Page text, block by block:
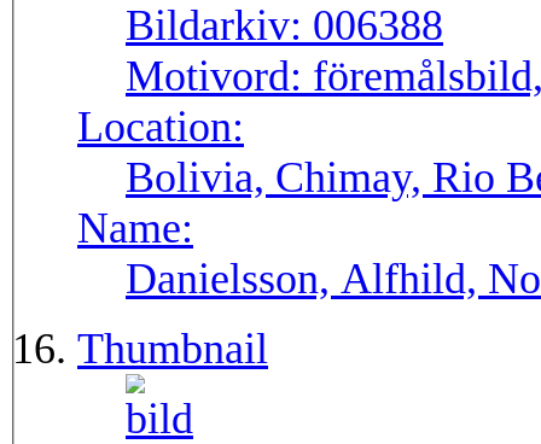
Bildarkiv: 006388
Motivord:
Location:
Bolivia, Chimay, Rio
Name:
Danielsson, Alfhild,
Thumbnail